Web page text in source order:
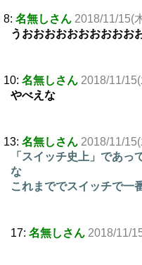
8: 名無しさん 2018/11/15(
うおおおおおおおおおお
10: 名無しさん 2018/11/
やべえな
13: 名無しさん 2018/11/
「スイッチ史上」であ
な
これまででスイッチで一
17: 名無しさん 2018/11/